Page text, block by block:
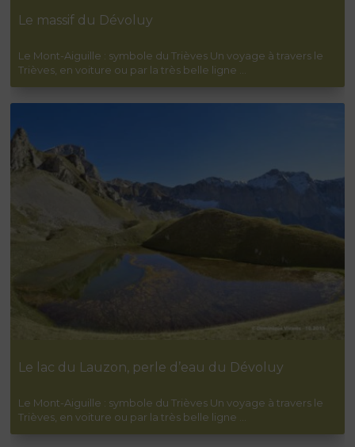
Super organisation, accueil convivial et
personnalisé : ce sejour fut une vraie bouffée
d'oxygène et source de zenitude !!
Merci pour ce retour sur ton expérience au
Valgabondage. Si tu es reparti avec plus
d'énergie que celle dépensée sur les sentiers
c'est que nous avons bien travaillé ! Au plaisir.
En savoir plus sur la note client
Séjour "YOGA ET RANDO DANS LE VALLON DE
LA JARJATTE"
5/5
Le massif du Dévoluy
Le Mont-Aiguille : symbole du Trièves Un voyage à travers le
Trièves, en voiture ou par la très belle ligne …
Le lac du Lauzon, perle d’eau du Dévoluy
Le Mont-Aiguille : symbole du Trièves Un voyage à travers le
Trièves, en voiture ou par la très belle ligne …